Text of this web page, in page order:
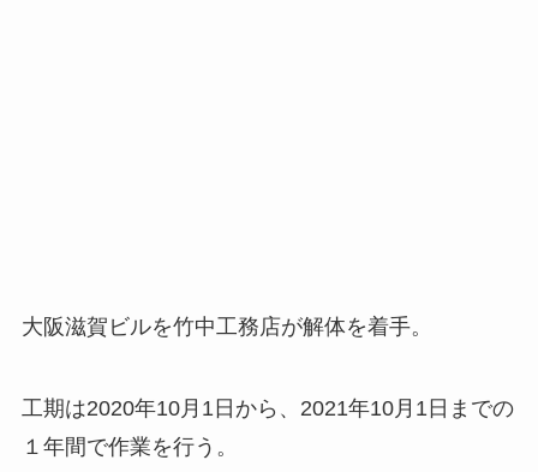
大阪滋賀ビルを竹中工務店が解体を着手。
工期は2020年10月1日から、2021年10月1日までの
１年間で作業を行う。